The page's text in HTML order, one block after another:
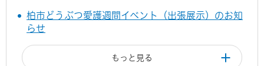
柏市どうぶつ愛護週間イベント（出張展示）のお知
らせ
もっと見る